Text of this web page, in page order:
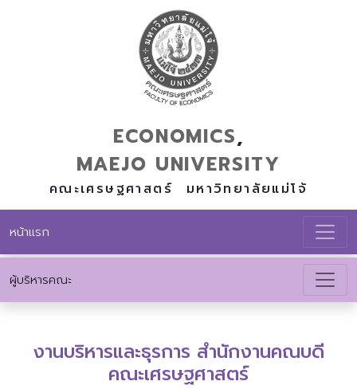
ECONOMICS,
MAEJO UNIVERSITY
คณะเศรษฐศาสตร์ มหาวิทยาลัยแม่โจ้
หน้าแรก
ผู้บริหารคณะ
งานบริหารและธุรการ สำนักงานคณบดี
คณะเศรษฐศาสตร์